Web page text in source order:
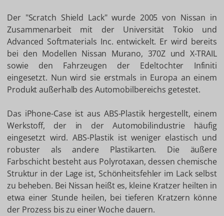
Der "Scratch Shield Lack" wurde 2005 von Nissan in
Zusammenarbeit mit der Universität Tokio und
Advanced Softmaterials Inc. entwickelt. Er wird bereits
bei den Modellen Nissan Murano, 370Z und X-TRAIL
sowie den Fahrzeugen der Edeltochter Infiniti
eingesetzt. Nun wird sie erstmals in Europa an einem
Produkt außerhalb des Automobilbereichs getestet.
Das iPhone-Case ist aus ABS-Plastik hergestellt, einem
Werkstoff, der in der Automobilindustrie häufig
eingesetzt wird. ABS-Plastik ist weniger elastisch und
robuster als andere Plastikarten. Die äußere
Farbschicht besteht aus Polyrotaxan, dessen chemische
Struktur in der Lage ist, Schönheitsfehler im Lack selbst
zu beheben. Bei Nissan heißt es, kleine Kratzer heilten in
etwa einer Stunde heilen, bei tieferen Kratzern könne
der Prozess bis zu einer Woche dauern.